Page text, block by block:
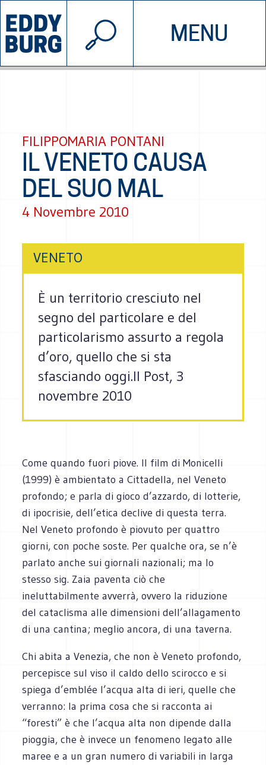
MENU
INIZIATIVE CHI SIAMO
© 2026 EDDYBURG
FILIPPOMARIA PONTANI
IL VENETO CAUSA
DEL SUO MAL
4 Novembre 2010
VENETO
È un territorio cresciuto nel
segno del particolare e del
particolarismo assurto a regola
d’oro, quello che si sta
sfasciando oggi.Il Post, 3
novembre 2010
Come quando fuori piove. Il film di Monicelli
(1999) è ambientato a Cittadella, nel Veneto
profondo; e parla di gioco d’azzardo, di lotterie,
di ipocrisie, dell’etica declive di questa terra.
Nel Veneto profondo è piovuto per quattro
giorni, con poche soste. Per qualche ora, se n’è
parlato anche sui giornali nazionali; ma lo
stesso sig. Zaia paventa ciò che
ineluttabilmente avverrà, ovvero la riduzione
del cataclisma alle dimensioni dell’allagamento
di una cantina; meglio ancora, di una taverna.
Chi abita a Venezia, che non è Veneto profondo,
percepisce sul viso il caldo dello scirocco e si
spiega d’emblée l’acqua alta di ieri, quelle che
verranno: la prima cosa che si racconta ai
“foresti” è che l’acqua alta non dipende dalla
pioggia, che è invece un fenomeno legato alle
maree e a un gran numero di variabili in larga